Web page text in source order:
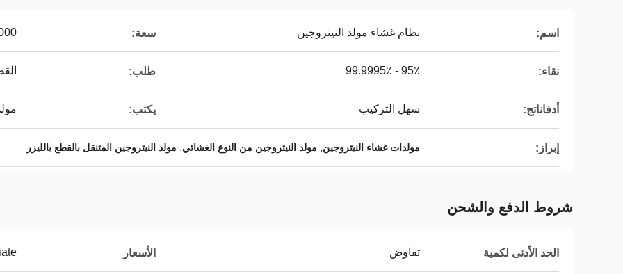
اسم: نظام غشاء مولد النيتروجين سعة: 5-5000
نقاء: 95٪ - 99.9995٪ طلب:
أدفاناتج: سهل التركيب يكتب:
إبراز: مولدات غشاء النيتروجين, مولد النيتروجين من النوع الغشائي, مولد النيتروجين المتنقل بالقطع بالليزر
شروط الدفع والشحن
الحد الأدنى لكمية تفاوض الأسعار